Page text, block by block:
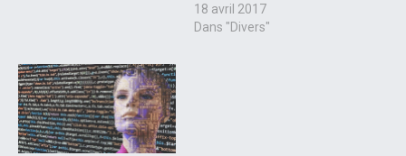
18 avril 2017
Dans "Divers"